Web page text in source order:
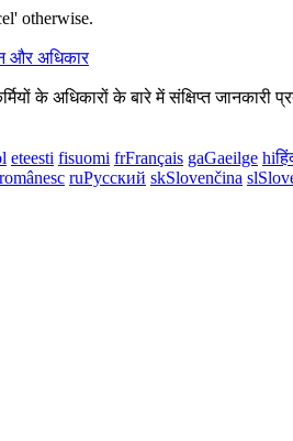
otherwise.
के अधिकारों के बारे में संक्षिप्त
eteesti fisuomi frFrançais gaGaeilge hi
românesc ruРусский skSlovenčina sl